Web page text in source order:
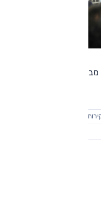
להיות ראוותנית". דן